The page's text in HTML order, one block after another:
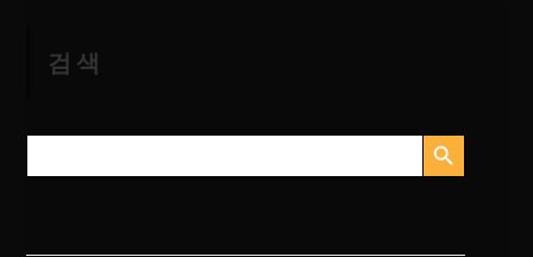
검색
검
검색 버튼